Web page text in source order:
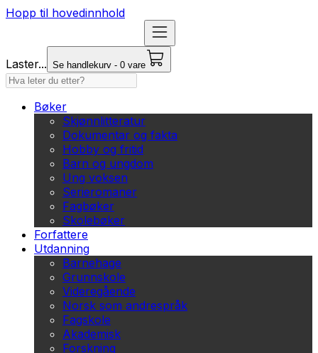
Hopp til hovedinnhold
Laster... Se handlekurv - 0 vare
Bøker
Skjønnlitteratur
Dokumentar og fakta
Hobby og fritid
Barn og ungdom
Ung voksen
Serieromaner
Fagbøker
Skolebøker
Forfattere
Utdanning
Barnehage
Grunnskole
Videregående
Norsk som andrespråk
Fagskole
Akademisk
Forskning